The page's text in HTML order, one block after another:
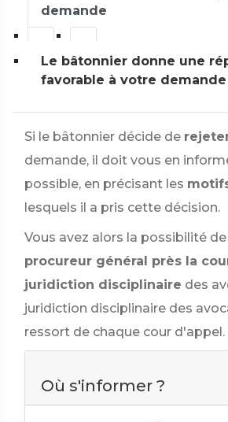
demande
Le bâtonnier donne une
favorable à votre demande
Si le bâtonnier décide de
demande, il doit vous en
possible, en précisant les
lesquels il a pris cette décision.
Vous avez alors la possibilité de
procureur général près la
juridiction disciplinaire des
juridiction disciplinaire des
ressort de chaque cour d'appel.
Où s'informer ?